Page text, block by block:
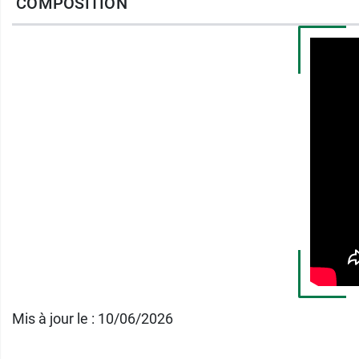
Voilà pourquoi
. Et pour
Mis à jour le : 10/06/2026